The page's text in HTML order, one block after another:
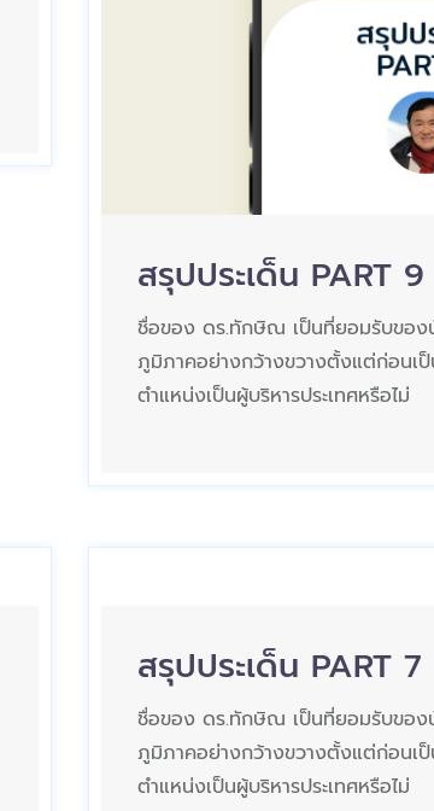
สรุปประเด็น PART 9
ชื่อของ ดร.ทักษิณ เป็นที่ยอมรับของนั
ภูมิภาคอย่างกว้างขวางตั้งแต่ก่อนเป็
ตำแหน่งเป็นผู้บริหารประเทศหรือไม่
สรุปประเด็น PART 7
ชื่อของ ดร.ทักษิณ เป็นที่ยอมรับของนั
ภูมิภาคอย่างกว้างขวางตั้งแต่ก่อนเป็
ตำแหน่งเป็นผู้บริหารประเทศหรือไม่